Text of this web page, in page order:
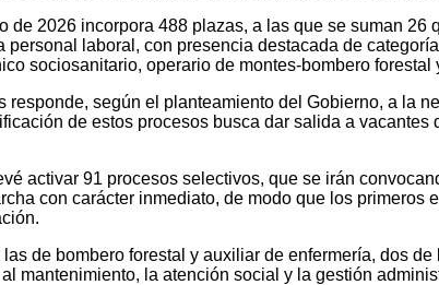
de 2026 incorpora 488 plazas, a las que se suman
personal laboral, con presencia destacada de
sociosanitario, operario de montes-bombero forestal
responde, según el planteamiento del Gobierno, a la
de estos procesos busca dar salida a
activar 91 procesos selectivos, que se irán
con carácter inmediato, de modo que los
de bombero forestal y auxiliar de enfermería, dos
mantenimiento, la atención social y la gestión